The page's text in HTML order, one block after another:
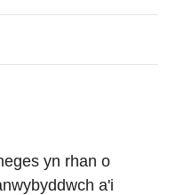
yn rhan o
a'i